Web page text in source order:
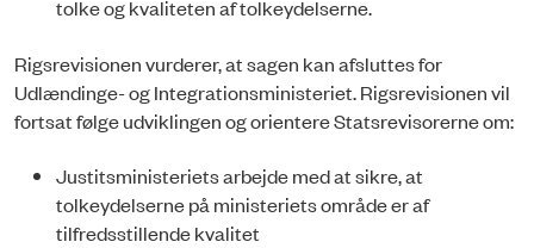
tolke og kvaliteten af tolkeydelserne.
Rigsrevisionen vurderer, at sagen kan afsluttes for
Udlændinge- og Integrationsministeriet. Rigsrevisionen vil
fortsat følge udviklingen og orientere Statsrevisorerne om:
Justitsministeriets arbejde med at sikre, at
tolkeydelserne på ministeriets område er af
tilfredsstillende kvalitet